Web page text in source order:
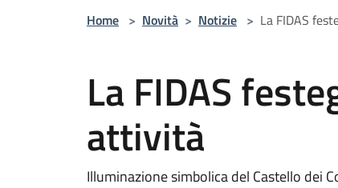
Home > Novità > Notizie > La FIDAS
La FIDAS
attività
Illuminazione simbolica del Castello dei